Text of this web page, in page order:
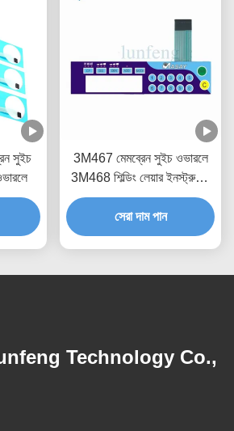
সুইচ
3M467 মেমব্রেন সুইচ ওভারলে
3M468 শিল্ডিং লেয়ার ইনস্ট্রুমেন্ট
প্যানেল ওভারলে
সেরা দাম পান
Technology Co.,